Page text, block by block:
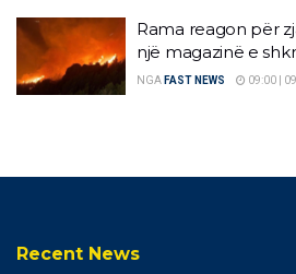
Rama reagon për
një magazinë e
NGA FAST NEWS 09:00 |
Recent News